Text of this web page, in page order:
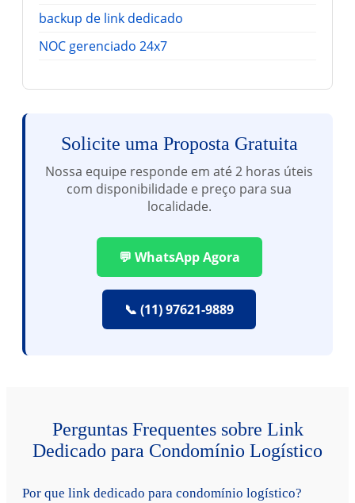
backup de link dedicado
NOC gerenciado 24x7
Solicite uma Proposta Gratuita
Nossa equipe responde em até 2 horas úteis
com disponibilidade e preço para sua
localidade.
💬 WhatsApp Agora
📞 (11) 97621-9889
Perguntas Frequentes sobre Link
Dedicado para Condomínio Logístico
Por que link dedicado para condomínio logístico?